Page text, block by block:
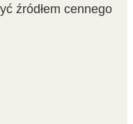
źródłem cennego